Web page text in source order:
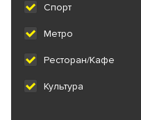
Спорт
Метро
Ресторан/Кафе
Культура